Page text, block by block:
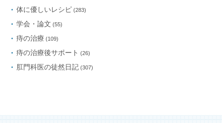
体に優しいレシピ (283)
学会・論文 (55)
痔の治療 (109)
痔の治療後サポート (26)
肛門科医の徒然日記(307)